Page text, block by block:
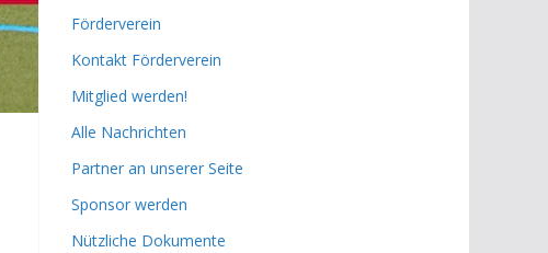
Förderverein
Kontakt Förderverein
Mitglied werden!
Alle Nachrichten
Partner an unserer Seite
Sponsor werden
Nützliche Dokumente